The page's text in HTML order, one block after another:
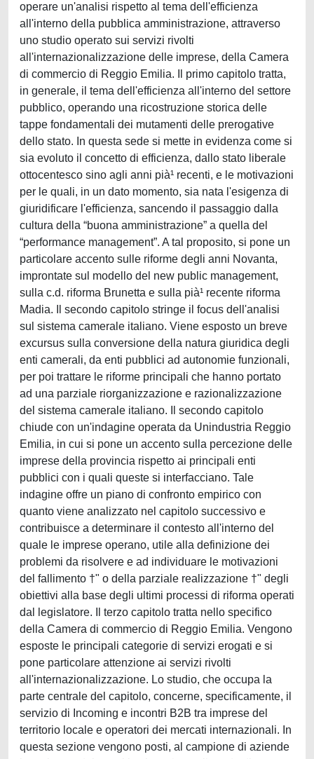
operare un'analisi rispetto al tema dell'efficienza
all'interno della pubblica amministrazione, attraverso
uno studio operato sui servizi rivolti
all'internazionalizzazione delle imprese, della Camera
di commercio di Reggio Emilia. Il primo capitolo tratta,
in generale, il tema dell'efficienza all'interno del settore
pubblico, operando una ricostruzione storica delle
tappe fondamentali dei mutamenti delle prerogative
dello stato. In questa sede si mette in evidenza come si
sia evoluto il concetto di efficienza, dallo stato liberale
ottocentesco sino agli anni pià¹ recenti, e le motivazioni
per le quali, in un dato momento, sia nata l'esigenza di
giuridificare l'efficienza, sancendo il passaggio dalla
cultura della “buona amministrazione” a quella del
“performance management”. A tal proposito, si pone un
particolare accento sulle riforme degli anni Novanta,
improntate sul modello del new public management,
sulla c.d. riforma Brunetta e sulla pià¹ recente riforma
Madia. Il secondo capitolo stringe il focus dell'analisi
sul sistema camerale italiano. Viene esposto un breve
excursus sulla conversione della natura giuridica degli
enti camerali, da enti pubblici ad autonomie funzionali,
per poi trattare le riforme principali che hanno portato
ad una parziale riorganizzazione e razionalizzazione
del sistema camerale italiano. Il secondo capitolo
chiude con un'indagine operata da Unindustria Reggio
Emilia, in cui si pone un accento sulla percezione delle
imprese della provincia rispetto ai principali enti
pubblici con i quali queste si interfacciano. Tale
indagine offre un piano di confronto empirico con
quanto viene analizzato nel capitolo successivo e
contribuisce a determinare il contesto all'interno del
quale le imprese operano, utile alla definizione dei
problemi da risolvere e ad individuare le motivazioni
del fallimento †" o della parziale realizzazione †" degli
obiettivi alla base degli ultimi processi di riforma operati
dal legislatore. Il terzo capitolo tratta nello specifico
della Camera di commercio di Reggio Emilia. Vengono
esposte le principali categorie di servizi erogati e si
pone particolare attenzione ai servizi rivolti
all'internazionalizzazione. Lo studio, che occupa la
parte centrale del capitolo, concerne, specificamente, il
servizio di Incoming e incontri B2B tra imprese del
territorio locale e operatori dei mercati internazionali. In
questa sezione vengono posti, al campione di aziende